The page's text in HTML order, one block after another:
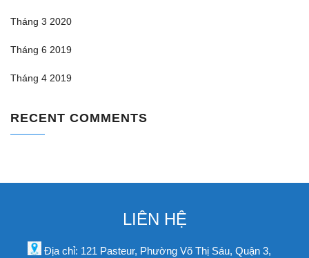
Tháng 3 2020
Tháng 6 2019
Tháng 4 2019
RECENT COMMENTS
LIÊN HỆ
Địa chỉ: 121 Pasteur, Phường Võ Thị Sáu, Quận 3,